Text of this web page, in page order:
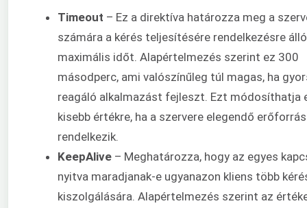
Timeout – Ez a direktíva határozza meg a
számára a kérés teljesítésére rendelkezésre álló
maximális időt. Alapértelmezés szerint ez 300
másodperc, ami valószínűleg túl magas, ha
reagáló alkalmazást fejleszt. Ezt módosíthatja
kisebb értékre, ha a szervere elegendő
rendelkezik.
KeepAlive – Meghatározza, hogy az egyes
nyitva maradjanak-e ugyanazon kliens több
kiszolgálására. Alapértelmezés szerint az értéke